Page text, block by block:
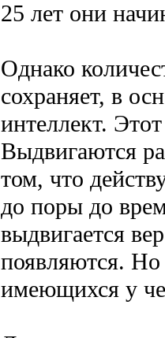
25 лет они
Однако
сохраняет, в
интеллект.
Выдвигаются
том, что
до поры до
выдвигается
появляются. Но
имеющихся у